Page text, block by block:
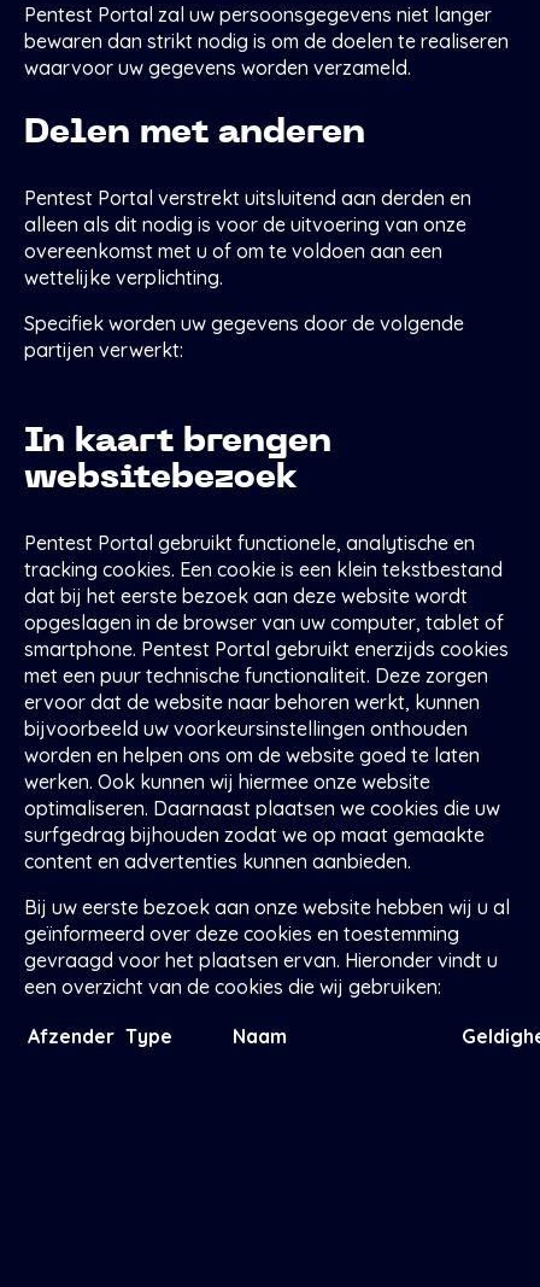
Pentest Portal zal uw persoonsgegevens niet langer
bewaren dan strikt nodig is om de doelen te realiseren
waarvoor uw gegevens worden verzameld.
Delen met anderen
Pentest Portal verstrekt uitsluitend aan derden en
alleen als dit nodig is voor de uitvoering van onze
overeenkomst met u of om te voldoen aan een
wettelijke verplichting.
Specifiek worden uw gegevens door de volgende
partijen verwerkt:
In kaart brengen
websitebezoek
Pentest Portal gebruikt functionele, analytische en
tracking cookies. Een cookie is een klein tekstbestand
dat bij het eerste bezoek aan deze website wordt
opgeslagen in de browser van uw computer, tablet of
smartphone. Pentest Portal gebruikt enerzijds cookies
met een puur technische functionaliteit. Deze zorgen
ervoor dat de website naar behoren werkt, kunnen
bijvoorbeeld uw voorkeursinstellingen onthouden
worden en helpen ons om de website goed te laten
werken. Ook kunnen wij hiermee onze website
optimaliseren. Daarnaast plaatsen we cookies die uw
surfgedrag bijhouden zodat we op maat gemaakte
content en advertenties kunnen aanbieden.
Bij uw eerste bezoek aan onze website hebben wij u al
geïnformeerd over deze cookies en toestemming
gevraagd voor het plaatsen ervan. Hieronder vindt u
een overzicht van de cookies die wij gebruiken:
Afzender Type Naam